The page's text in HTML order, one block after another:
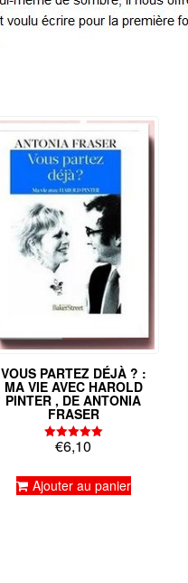
VOUS PARTEZ DÉJÀ ? :
MA VIE AVEC HAROLD
PINTER , DE ANTONIA
FRASER
Note
5.00
€6,10
Ajouter au panier